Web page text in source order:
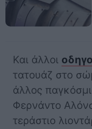
Και άλλοι
τατουάζ στο
άλλος
Φερνάντο
τεράστιο